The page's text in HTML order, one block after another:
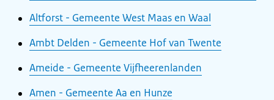
Altforst - Gemeente West Maas en Waal
Ambt Delden - Gemeente Hof van Twente
Ameide - Gemeente Vijfheerenlanden
Amen - Gemeente Aa en Hunze